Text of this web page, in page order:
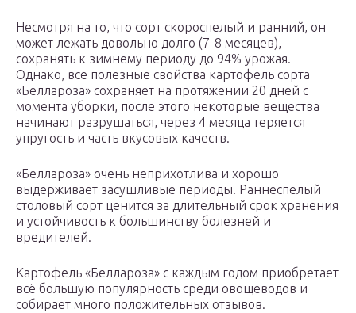
Несмотря на то, что сорт скороспелый и ранний, он
может лежать довольно долго (7-8 месяцев),
сохранять к зимнему периоду до 94% урожая.
Однако, все полезные свойства картофель сорта
«Беллароза» сохраняет на протяжении 20 дней с
момента уборки, после этого некоторые вещества
начинают разрушаться, через 4 месяца теряется
упругость и часть вкусовых качеств.
«Беллароза» очень неприхотлива и хорошо
выдерживает засушливые периоды. Раннеспелый
столовый сорт ценится за длительный срок хранения
и устойчивость к большинству болезней и
вредителей.
Картофель «Беллароза» с каждым годом приобретает
всё большую популярность среди овощеводов и
собирает много положительных отзывов.